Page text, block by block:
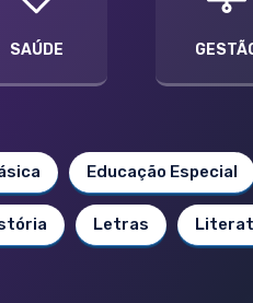
SAÚDE
Educação Especial
Letras